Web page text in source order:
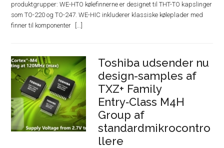
produktgrupper: WE-HTO kølefinnerne er designet til THT-TO kapslinger
som TO-220 og TO-247. WE-HIC inkluderer klassiske køleplader med
finner til komponenter
Toshiba udsender nu
design-samples af
TXZ+ Family
Entry‑Class M4H
Group af
standardmikrocontro
llere